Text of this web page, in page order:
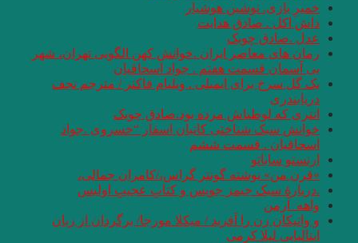
خمیرِ بازی. نوشین هوشیار
داش اکل . صادق هدایت
عدل .صادق چوبک
رمان های معاصر ایران .خوانش کهن الگویی تهران، شهر
بی آسمان قسمت هفتم . جواد اسحاقیان
یک گل سرخ برای ایمیلی . ویلیام فاکنر / مترجم نجف
دریابندری
انتری که لوطی‎اش مرده بود.صادق چوبک
خوانش سبک شناختی کاتبان اسفار “خسروی .جواد
اسحاقیان . قسمت ششم
ارنستو ساباتو
«قرن من» نوشته گونتر گراس،/کامران جمالی،
.دربارۀ سبک جیمز جویس و کتابِ عجیبِ اولیس
واهه_آرمن
و واتیکان زن را آفرید / میکلا مورجا/ برگردان از زبان
ایتالیایی لیلا کرمی